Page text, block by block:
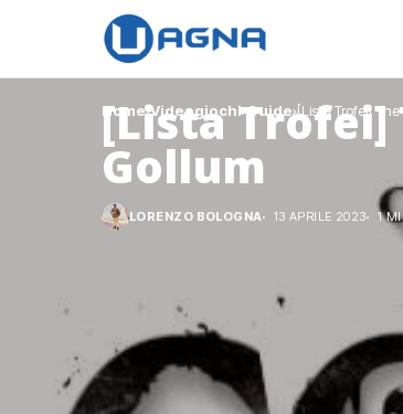
Home Videogiochi Guide [Lista Trofei]
[Lista Trofei]
Gollum
LORENZO BOLOGNA 13 APRILE 2023 1